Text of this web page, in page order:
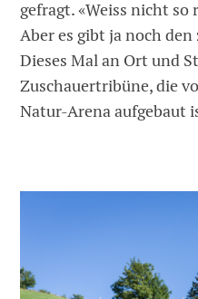
gefragt. «Weiss nicht
Aber es gibt ja noch
Dieses Mal an Ort und
Zuschauertribüne, die
Natur-Arena aufgebaut